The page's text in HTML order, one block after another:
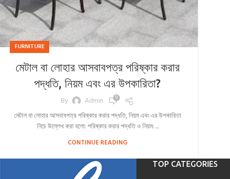
FURNITURE
মেটাল বা লোহার আসবাবপত্র পরিষ্কার করার
পদ্ধতি, নিয়ম এবং এর উপকারিতা?
By Admin 0
মেটাল বা লোহার আসবাবপত্র পরিষ্কার করার পদ্ধতি, নিয়ম এবং এর উপকারিতা
নিচে উল্লেখ করা হলো: পরিষ্কার করার পদ্ধতি ও নিয়ম: ...
CONTINUE READING
TOP CATEGORIES